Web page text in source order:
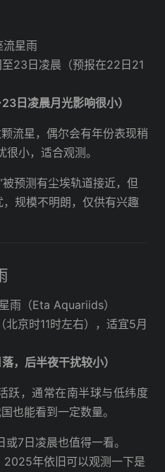
流星雨
23日凌晨（预报在22日21
日凌晨月光影响很小）
流星，偶尔会有年份表现稍
小，适合观测。
预测有尘埃轨道接近，但
规模不明朗，仅供有兴趣
雨（Eta Aquariids）
北京时11时左右），适宜5月
，后半夜干扰较小）
跃，通常在南半球与低纬度
也能看到一定数量。
7日凌晨也值得一看。
2025年依旧可以观测一下是